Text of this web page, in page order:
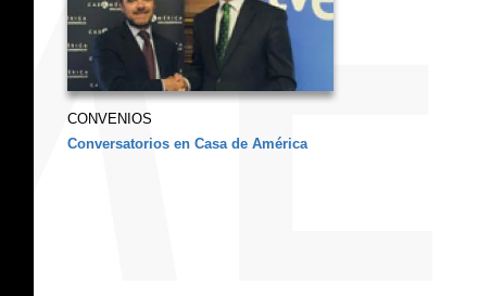
CONVENIOS
Conversatorios en Casa de América